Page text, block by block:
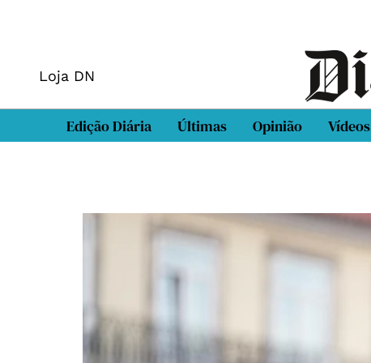
Loja DN
Edição Diária Últimas Opinião Vídeos